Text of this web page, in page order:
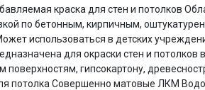
краска для стен и потолков
по бетонным, кирпичным,
использоваться в детских
для окраски стен и потолков
гипсокартону,
Совершенно матовые ЛКМ
75% будутсписываться
вашей картыпо25% каждые 2